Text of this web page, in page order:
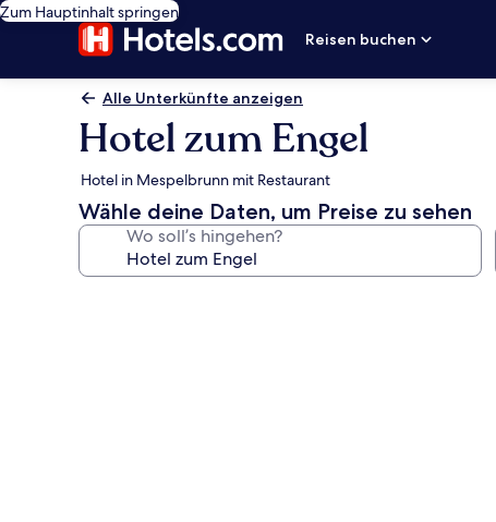
Zum Hauptinhalt springen
Reisen buchen
Alle Unterkünfte anzeigen
Hotel zum Engel
Hotel in Mespelbrunn mit Restaurant
Wähle deine Daten, um Preise zu sehen
Wo soll’s hingehen?